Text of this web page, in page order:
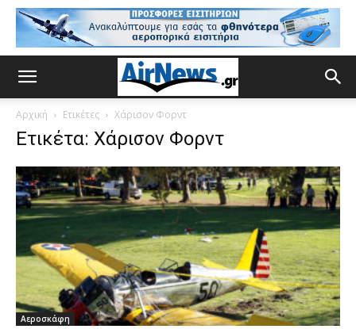
Αρχική Ετικέτες Χάρισον Φορντ
Ετικέτα: Χάρισον Φορντ
Αεροσκάφη